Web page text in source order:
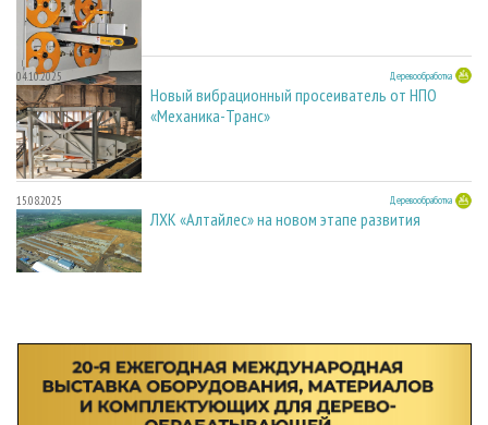
04.10.2025 Деревообработка
Новый вибрационный просеиватель от НПО
«Механика-Транс»
15.08.2025 Деревообработка
ЛХК «Алтайлес» на новом этапе развития